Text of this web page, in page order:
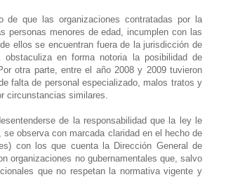
que las organizaciones contratadas por la
personas menores de edad, incumplen con las
ellos se encuentran fuera de la jurisdicción de
en forma notoria la posibilidad de
otra parte, entre el año 2008 y 2009 tuvieron
falta de personal especializado, malos tratos y
circunstancias similares.
de la responsabilidad que la ley le
observa con marcada claridad en el hecho de
con los que cuenta la Dirección General de
organizaciones no gubernamentales que, salvo
que no respetan la normativa vigente y